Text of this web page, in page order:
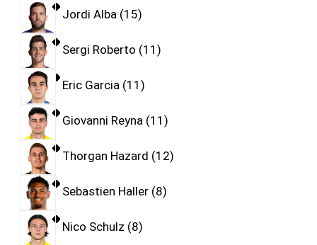
Jordi Alba 15
Sergi Roberto 11
Eric Garcia 11
Giovanni Reyna 11
Thorgan Hazard 12
Sebastien Haller 8
Nico Schulz 8